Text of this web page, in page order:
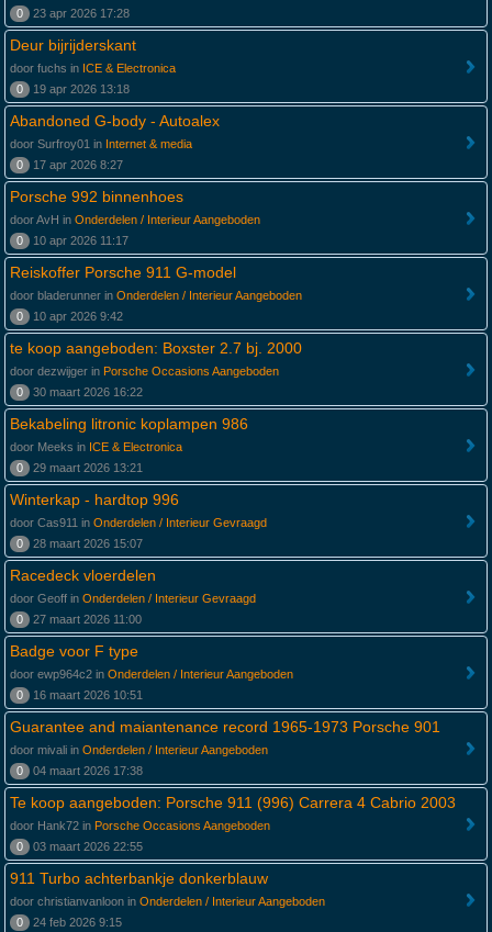
0
23 apr 2026 17:28
Deur bijrijderskant
door fuchs in ICE & Electronica
0
19 apr 2026 13:18
Abandoned G-body - Autoalex
door Surfroy01 in Internet & media
0
17 apr 2026 8:27
Porsche 992 binnenhoes
door AvH in Onderdelen / Interieur Aangeboden
0
10 apr 2026 11:17
Reiskoffer Porsche 911 G-model
door bladerunner in Onderdelen / Interieur Aangeboden
0
10 apr 2026 9:42
te koop aangeboden: Boxster 2.7 bj. 2000
door dezwijger in Porsche Occasions Aangeboden
0
30 maart 2026 16:22
Bekabeling litronic koplampen 986
door Meeks in ICE & Electronica
0
29 maart 2026 13:21
Winterkap - hardtop 996
door Cas911 in Onderdelen / Interieur Gevraagd
0
28 maart 2026 15:07
Racedeck vloerdelen
door Geoff in Onderdelen / Interieur Gevraagd
0
27 maart 2026 11:00
Badge voor F type
door ewp964c2 in Onderdelen / Interieur Aangeboden
0
16 maart 2026 10:51
Guarantee and maiantenance record 1965-1973 Porsche 901
door mivali in Onderdelen / Interieur Aangeboden
0
04 maart 2026 17:38
Te koop aangeboden: Porsche 911 (996) Carrera 4 Cabrio 2003
door Hank72 in Porsche Occasions Aangeboden
0
03 maart 2026 22:55
911 Turbo achterbankje donkerblauw
door christianvanloon in Onderdelen / Interieur Aangeboden
0
24 feb 2026 9:15